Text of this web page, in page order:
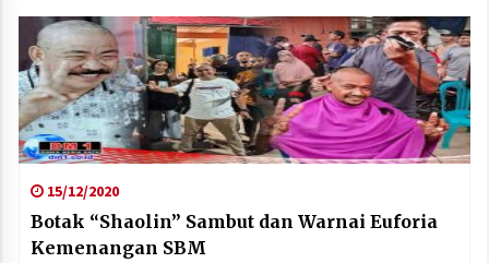
15/12/2020
Botak “Shaolin” Sambut dan Warnai Euforia
Kemenangan SBM